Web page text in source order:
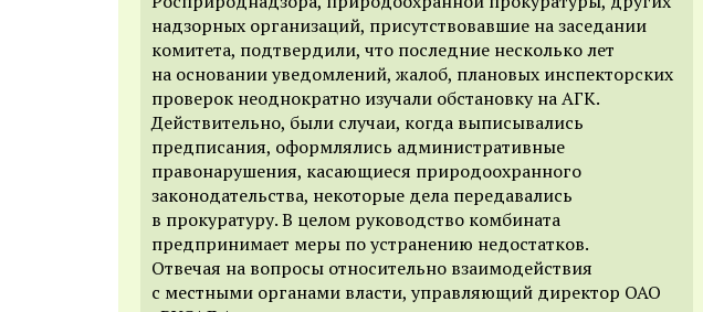
надзорных организаций, присутствовавшие на заседании
комитета, подтвердили, что последние несколько лет
на основании уведомлений, жалоб, плановых инспекторских
проверок неоднократно изучали обстановку на АГК.
Действительно, были случаи, когда выписывались
предписания, оформлялись административные
правонарушения, касающиеся природоохранного
законодательства, некоторые дела передавались
в прокуратуру. В целом руководство комбината
предпринимает меры по устранению недостатков.
Отвечая на вопросы относительно взаимодействия
с местными органами власти, управляющий директор ОАО